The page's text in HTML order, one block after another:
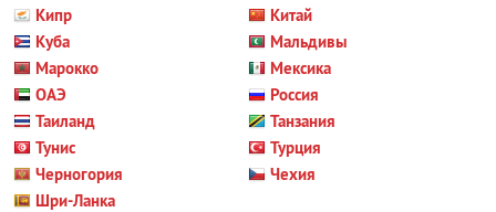
Кипр
Китай
Куба
Мальдивы
Марокко
Мексика
ОАЭ
Россия
Таиланд
Танзания
Тунис
Турция
Черногория
Чехия
Шри-Ланка